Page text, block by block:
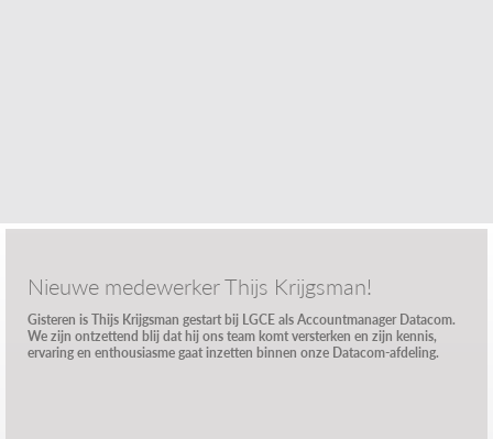
Nieuwe medewerker Thijs Krijgsman!
Gisteren is Thijs Krijgsman gestart bij LGCE als Accountmanager Datacom.
We zijn ontzettend blij dat hij ons team komt versterken en zijn kennis,
ervaring en enthousiasme gaat inzetten binnen onze Datacom-afdeling.